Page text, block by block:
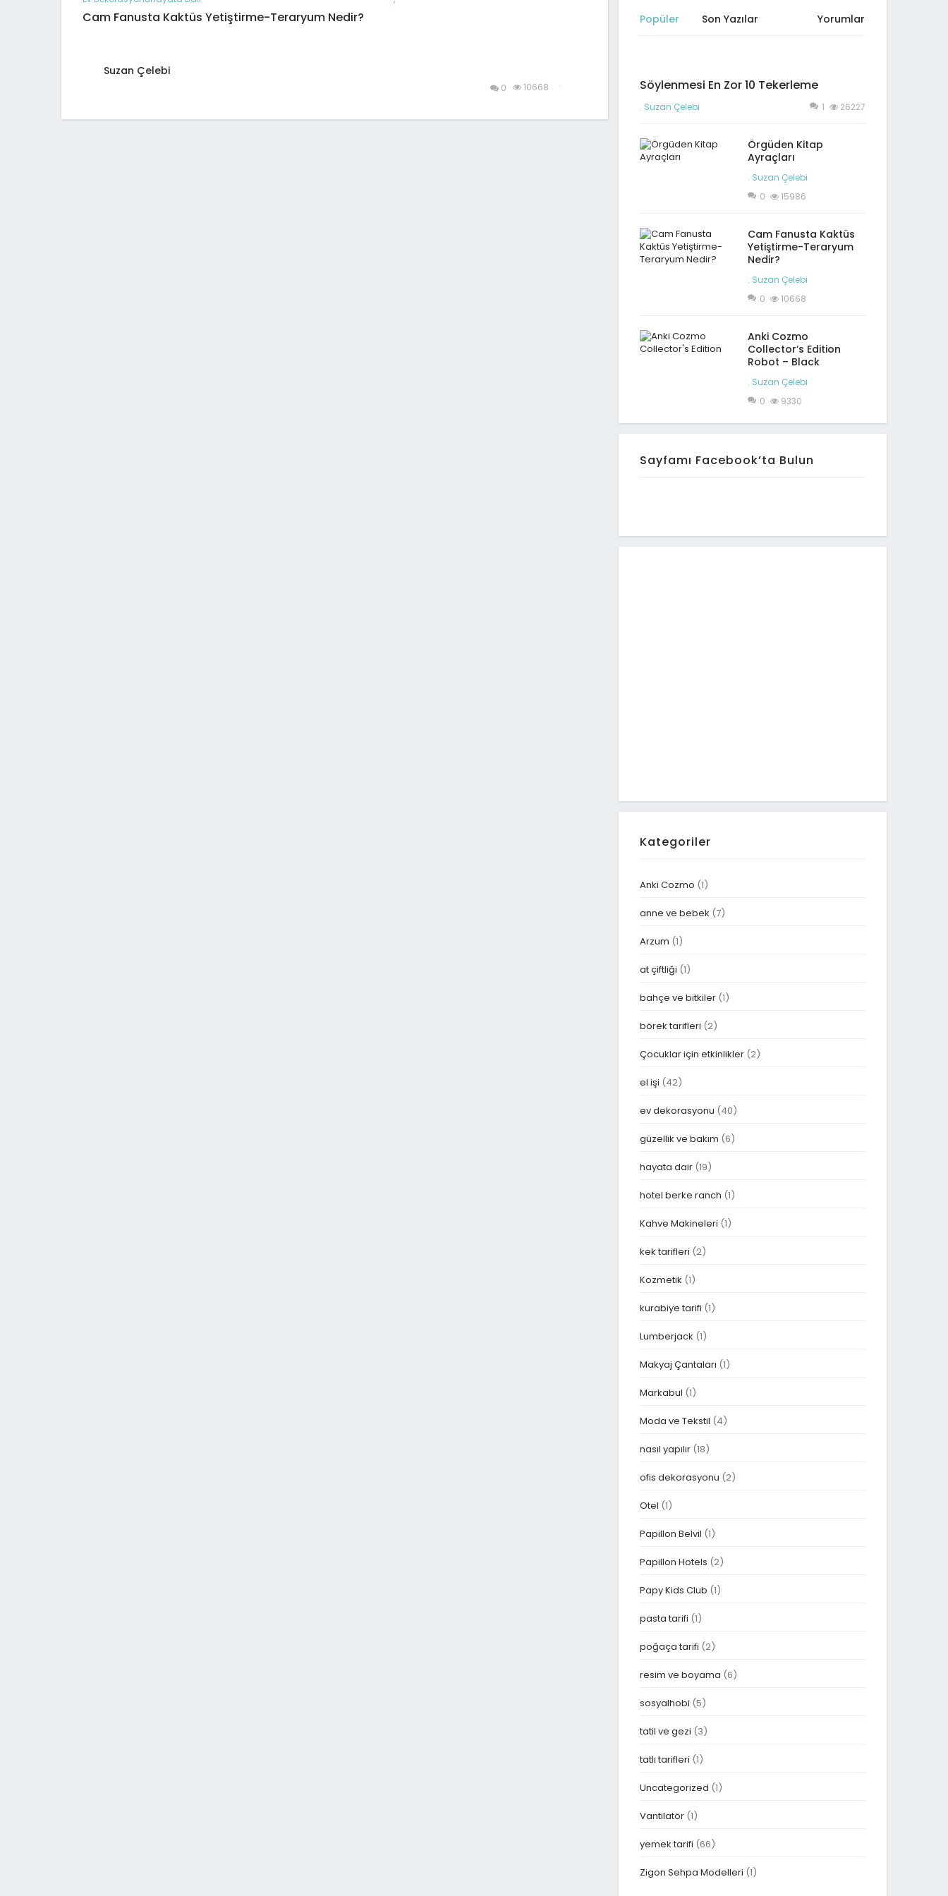
Cam Fanusta Kaktüs Yetiştirme-Teraryum Nedir?
.
Suzan Çelebi
0 10668
Popüler Son Yazılar Yorumlar
Söylenmesi En Zor 10 Tekerleme
. Suzan Çelebi 1 26227
Örgüden Kitap
Ayraçları
. Suzan Çelebi
0
15986
Cam Fanusta Kaktüs
Yetiştirme-Teraryum
Nedir?
. Suzan Çelebi
0
10668
Anki Cozmo
Collector’s Edition
Robot – Black
. Suzan Çelebi
0
9330
Sayfamı Facebook’ta Bulun
Kategoriler
Anki Cozmo (1)
anne ve bebek (7)
Arzum (1)
at çiftliği (1)
bahçe ve bitkiler (1)
börek tarifleri (2)
Çocuklar için etkinlikler (2)
el işi (42)
ev dekorasyonu (40)
güzellik ve bakım (6)
hayata dair (19)
hotel berke ranch (1)
Kahve Makineleri (1)
kek tarifleri (2)
Kozmetik (1)
kurabiye tarifi (1)
Lumberjack (1)
Makyaj Çantaları (1)
Markabul (1)
Moda ve Tekstil (4)
nasıl yapılır (18)
ofis dekorasyonu (2)
Otel (1)
Papillon Belvil (1)
Papillon Hotels (2)
Papy Kids Club (1)
pasta tarifi (1)
poğaça tarifi (2)
resim ve boyama (6)
sosyalhobi (5)
tatil ve gezi (3)
tatlı tarifleri (1)
Uncategorized (1)
Vantilatör (1)
yemek tarifi (66)
Zigon Sehpa Modelleri (1)